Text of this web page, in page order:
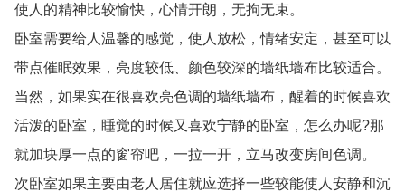
使人的精神比较愉快，心情开朗，无拘无束。
卧室需要给人温馨的感觉，使人放松，情绪安定，甚至可以
带点催眠效果，亮度较低、颜色较深的墙纸墙布比较适合。
当然，如果实在很喜欢亮色调的墙纸墙布，醒着的时候喜欢
活泼的卧室，睡觉的时候又喜欢宁静的卧室，怎么办呢?那
就加块厚一点的窗帘吧，一拉一开，立马改变房间色调。
次卧室如果主要由老人居住就应选择一些较能使人安静和沉